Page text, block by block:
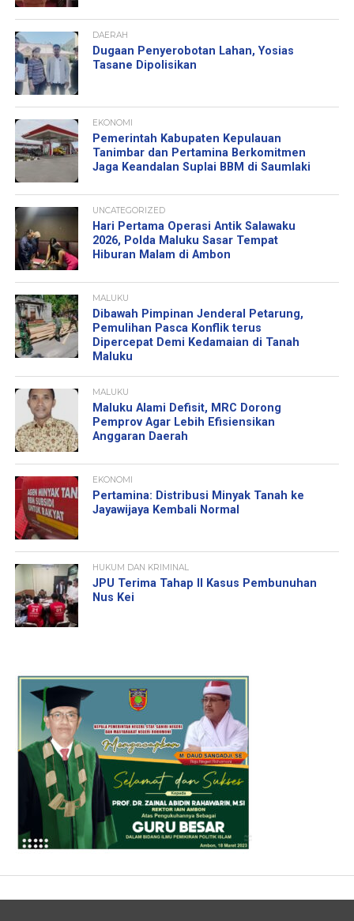
DAERAH
Dugaan Penyerobotan Lahan, Yosias
Tasane Dipolisikan
EKONOMI
Pemerintah Kabupaten Kepulauan
Tanimbar dan Pertamina Berkomitmen
Jaga Keandalan Suplai BBM di Saumlaki
UNCATEGORIZED
Hari Pertama Operasi Antik Salawaku
2026, Polda Maluku Sasar Tempat
Hiburan Malam di Ambon
MALUKU
Dibawah Pimpinan Jenderal Petarung,
Pemulihan Pasca Konflik terus
Dipercepat Demi Kedamaian di Tanah
Maluku
MALUKU
Maluku Alami Defisit, MRC Dorong
Pemprov Agar Lebih Efisiensikan
Anggaran Daerah
EKONOMI
Pertamina: Distribusi Minyak Tanah ke
Jayawijaya Kembali Normal
HUKUM DAN KRIMINAL
JPU Terima Tahap II Kasus Pembunuhan
Nus Kei